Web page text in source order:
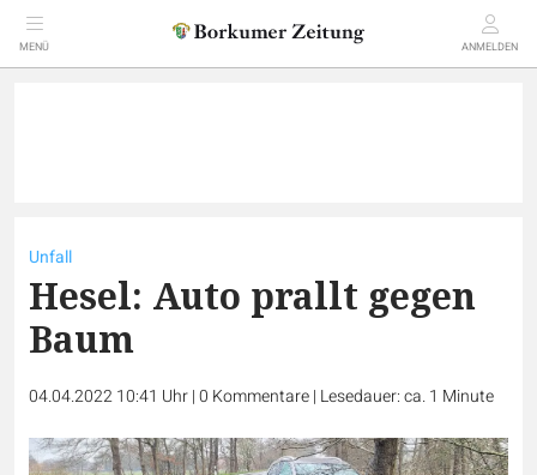
MENÜ ANMELDEN
Unfall
Hesel: Auto prallt gegen
Baum
04.04.2022 10:41 Uhr|0 Kommentare| Lesedauer: ca. 1 Minute